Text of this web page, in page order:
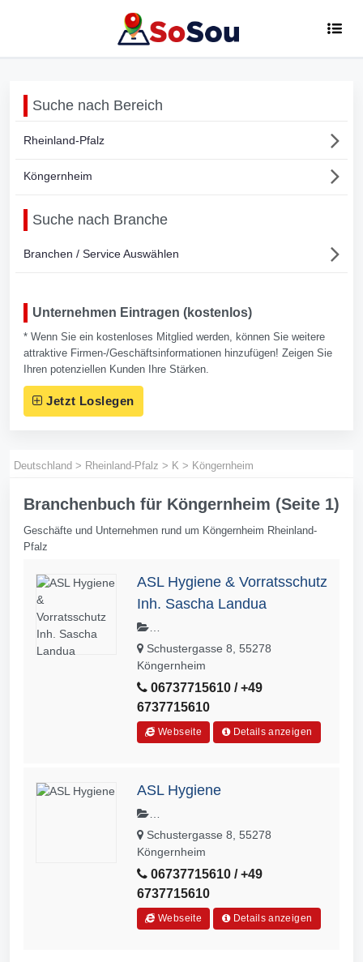
Suche nach Bereich
Rheinland-Pfalz
Köngernheim
Suche nach Branche
Branchen / Service Auswählen
Unternehmen Eintragen (kostenlos)
* Wenn Sie ein kostenloses Mitglied werden, können Sie weitere
attraktive Firmen-/Geschäftsinformationen hinzufügen! Zeigen Sie
Ihren potenziellen Kunden Ihre Stärken.
Jetzt Loslegen
Deutschland > Rheinland-Pfalz > K > Köngernheim
Branchenbuch für Köngernheim (Seite 1)
Geschäfte und Unternehmen rund um Köngernheim Rheinland-
Pfalz
ASL Hygiene & Vorratsschutz
Inh. Sascha Landua
Bettwanzen,Desinfektion,Entrümpelu
ng,Fliegenfensterbau,Holzschutz,Ka
Reinigung,Taubenabwehr,Wespennes
tentfernung
Schustergasse 8, 55278
Köngernheim
06737715610 / +49
6737715610
Webseite Details anzeigen
ASL Hygiene
Bettwanzen,Desinfektion,Entrümpelu
ng,Fliegenfensterbau,Holzschutz,Ka
Reinigung,Taubenabwehr,Wespennes
tentfernung
Schustergasse 8, 55278
Köngernheim
06737715610 / +49
6737715610
Webseite Details anzeigen